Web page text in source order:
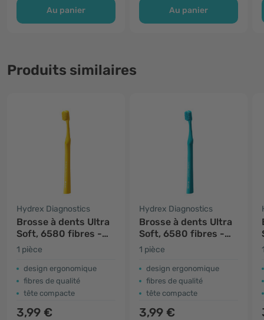
Au panier Au panier
Produits similaires
Hydrex Diagnostics
Brosse à dents Ultra
Soft, 6580 fibres -
jaune
1 pièce
design ergonomique
fibres de qualité
tête compacte
3,99 €
Hydrex Diagnostics
Brosse à dents Ultra
Soft, 6580 fibres -
menthe
1 pièce
design ergonomique
fibres de qualité
tête compacte
3,99 €